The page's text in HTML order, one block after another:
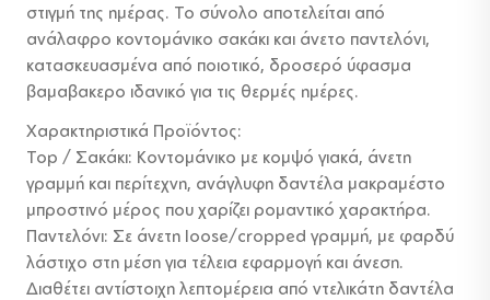
69,00 €.
στιγμή της ημέρας. Το σύνολο αποτελείται από
ανάλαφρο κοντομάνικο σακάκι και άνετο παντελόνι,
κατασκευασμένα από ποιοτικό, δροσερό ύφασμα
βαμαβακερο ιδανικό για τις θερμές ημέρες.
Χαρακτηριστικά Προϊόντος:
Top / Σακάκι: Κοντομάνικο με κομψό γιακά, άνετη
γραμμή και περίτεχνη, ανάγλυφη δαντέλα μακραμέστο
μπροστινό μέρος που χαρίζει ρομαντικό χαρακτήρα.
Παντελόνι: Σε άνετη loose/cropped γραμμή, με φαρδύ
λάστιχο στη μέση για τέλεια εφαρμογή και άνεση.
Διαθέτει αντίστοιχη λεπτομέρεια από ντελικάτη δαντέλα